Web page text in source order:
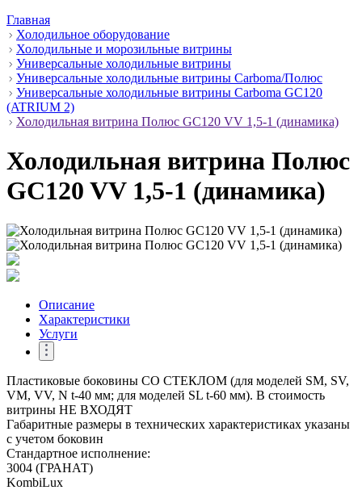
Главная
Холодильное оборудование
Холодильные и морозильные витрины
Универсальные холодильные витрины
Универсальные холодильные витрины Carboma/Полюс
Универсальные холодильные витрины Carboma GC120
(ATRIUM 2)
Холодильная витрина Полюс GC120 VV 1,5-1 (динамика)
Холодильная витрина Полюс
GC120 VV 1,5-1 (динамика)
Описание
Характеристики
Услуги
Пластиковые боковины СО СТЕКЛОМ (для моделей SM, SV,
VM, VV, N t-40 мм; для моделей SL t-60 мм). В стоимость
витрины НЕ ВХОДЯТ
Габаритные размеры в технических характеристиках указаны
с учетом боковин
Стандартное исполнение:
3004 (ГРАНАТ)
KombiLux